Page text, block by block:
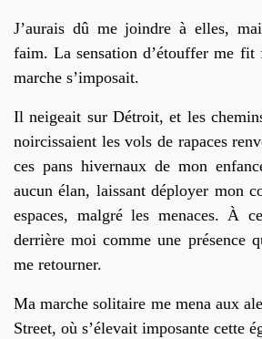
J’aurais dû me joindre à elles,
faim. La sensation d’étouffer me
marche s’imposait.
Il neigeait sur Détroit, et les
noircissaient les vols de rapaces
ces pans hivernaux de mon
aucun élan, laissant déployer mon
espaces, malgré les menaces. À
derrièremoi comme une présence
me retourner.
Ma marchesolitaire memenaaux
Street, où s’élevait imposante cette